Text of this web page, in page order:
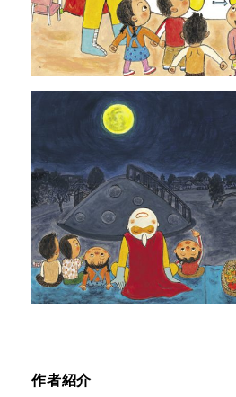
作者紹介